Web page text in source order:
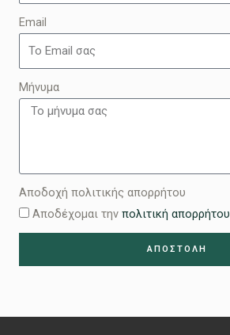
Email
Μήνυμα
Αποδοχή πολιτικής απορρήτου
Αποδέχομαι την πολιτική απορρήτου
ΑΠΟΣΤΟΛΗ